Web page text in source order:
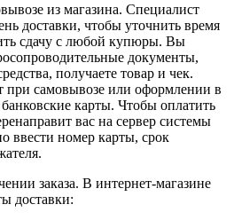
из магазина. Специалист
доставки, чтобы уточнить время
сдачу с любой купюры. Вы
документы,
получаете товар и чек.
при самовывозе или оформлении в
карты. Чтобы оплатить
вас на сервер системы
ввести номер карты, срок
заказа. В интернет-магазине
доставки: